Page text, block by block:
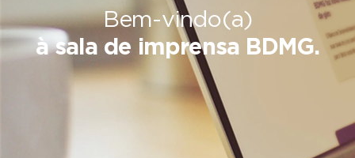
Bem-vindo(a)
à sala de imprensa BDMG.